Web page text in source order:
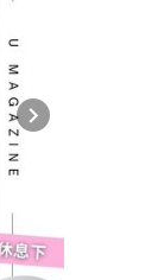
Next slide